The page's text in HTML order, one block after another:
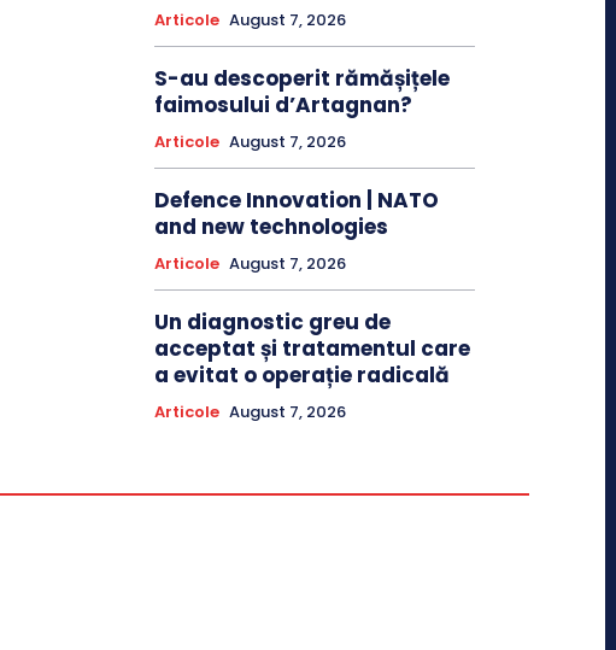
Articole August 7, 2026
S-au descoperit rămășițele
faimosului d’Artagnan?
Articole August 7, 2026
Defence Innovation | NATO
and new technologies
Articole August 7, 2026
Un diagnostic greu de
acceptat și tratamentul care
a evitat o operație radicală
Articole August 7, 2026